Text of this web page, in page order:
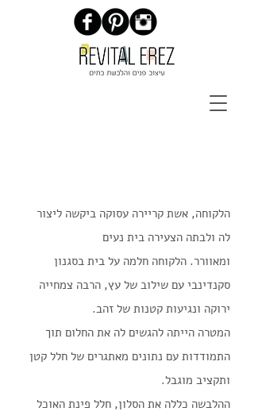
הלקוחה, אשת קריירה עסוקה ביקשה ליצור
לה ולבתה הצעירה בית נעים
ומאוורר. הלקוחה חלמה על בית בסגנון
סקנדינבי עם שילוב של עץ, הרבה צמחייה
ירוקה ונגיעות קטנות של זהב.
המטרה הייתה להגשים לה את החלום תוך
התמודדות עם נתונים מאתגרים של חלל קטן
ותקציב מוגבל.
ההלבשה כללה את הסלון, חלל פינת האוכל